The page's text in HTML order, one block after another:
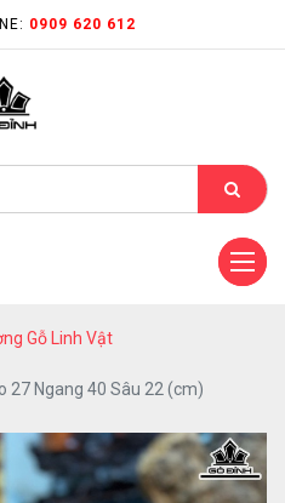
0909 620 612
Gỗ Linh Vật
27 Ngang 40 Sâu 22 (cm)